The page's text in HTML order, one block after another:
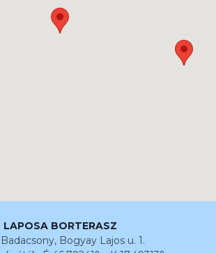
LAPOSA BORTERASZ
Bogyay Lajos u. 1.